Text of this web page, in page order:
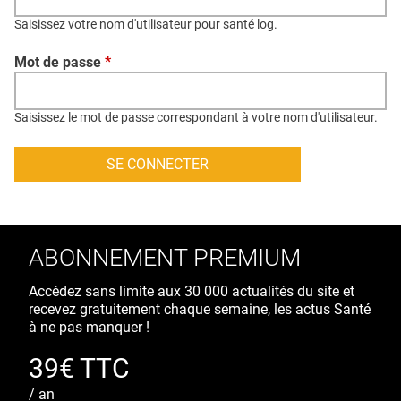
CONTACT
CRÉDITS
Saisissez votre nom d'utilisateur pour santé log.
Mot de passe *
Saisissez le mot de passe correspondant à votre nom d'utilisateur.
ABONNEMENT PREMIUM
Accédez sans limite aux 30 000 actualités du site et
recevez gratuitement chaque semaine, les actus Santé
à ne pas manquer !
39€ TTC
/ an